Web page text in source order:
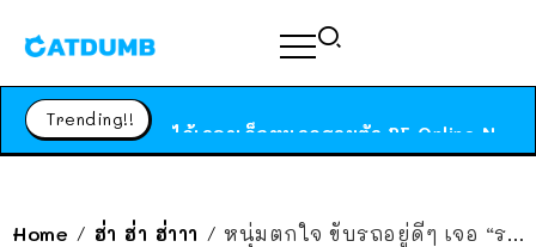
Trending!!
Home / ฮ่า ฮ่า ฮ่าาา / หนุ่มตกใจ ขับรถอยู่ดีๆ เจอ “รถม้า” พุ่งออกมา แถมดริฟต์โชว์ ไฟออกล้อ โทเร็ตโต้ยังต้องยอม